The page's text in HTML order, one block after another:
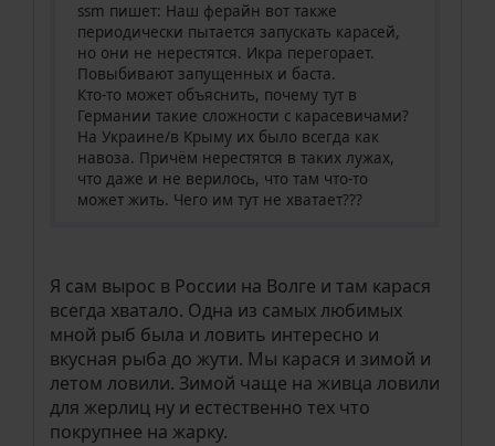
ssm пишет: Наш ферайн вот также
периодически пытается запускать карасей,
но они не нерестятся. Икра перегорает.
Повыбивают запущенных и баста.
Кто-то может объяснить, почему тут в
Германии такие сложности с карасевичами?
На Украине/в Крыму их было всегда как
навоза. Причём нерестятся в таких лужах,
что даже и не верилось, что там что-то
может жить. Чего им тут не хватает???
Я сам вырос в России на Волге и там карася
всегда хватало. Одна из самых любимых
мной рыб была и ловить интересно и
вкусная рыба до жути. Мы карася и зимой и
летом ловили. Зимой чаще на живца ловили
для жерлиц ну и естественно тех что
покрупнее на жарку.